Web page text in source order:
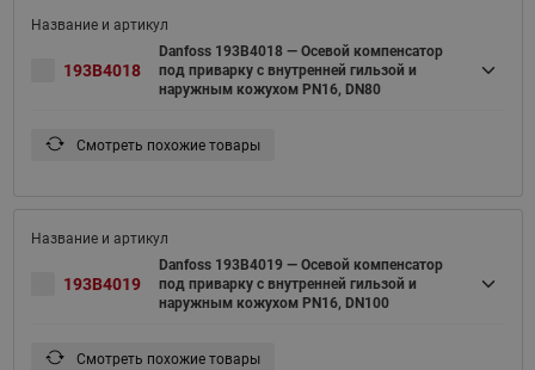
193B4018
Danfoss 193B4018 — Осевой компенсатор
под приварку с внутренней гильзой и
наружным кожухом PN16, DN80
Смотреть похожие товары
193B4019
Danfoss 193B4019 — Осевой компенсатор
под приварку с внутренней гильзой и
наружным кожухом PN16, DN100
Смотреть похожие товары